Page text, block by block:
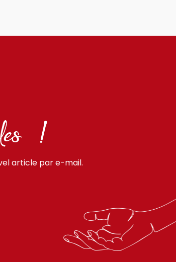
!
article par e-mail.